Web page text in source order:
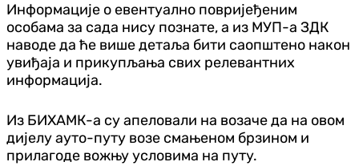
Информације о евентуално повријеђеним
особама за сада нису познате, а из МУП-а ЗДК
наводе да ће више детаља бити саопштено након
увиђаја и прикупљања свих релевантних
информација.
Из БИХАМК-а су апеловали на возаче да на овом
дијелу ауто-путу возе смањеном брзином и
прилагоде вожњу условима на путу.